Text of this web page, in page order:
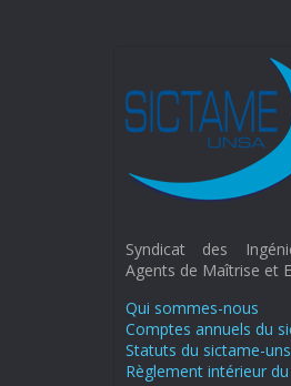
Syndicat des
Agents de Maîtrise et
Qui sommes-nous
Comptes annuels du
Statuts du sictame-
Règlement intérieur